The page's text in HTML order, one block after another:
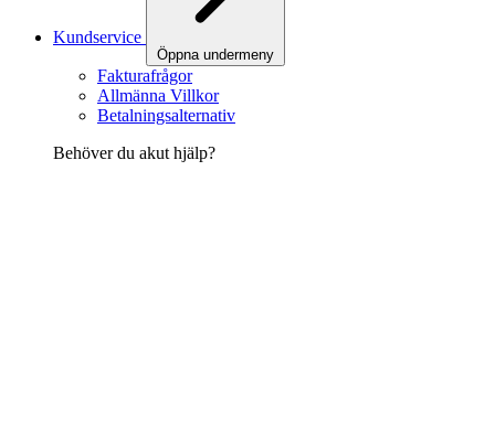
Kundservice
Öppna undermeny
Fakturafrågor
Allmänna Villkor
Betalningsalternativ
Behöver du akut hjälp?